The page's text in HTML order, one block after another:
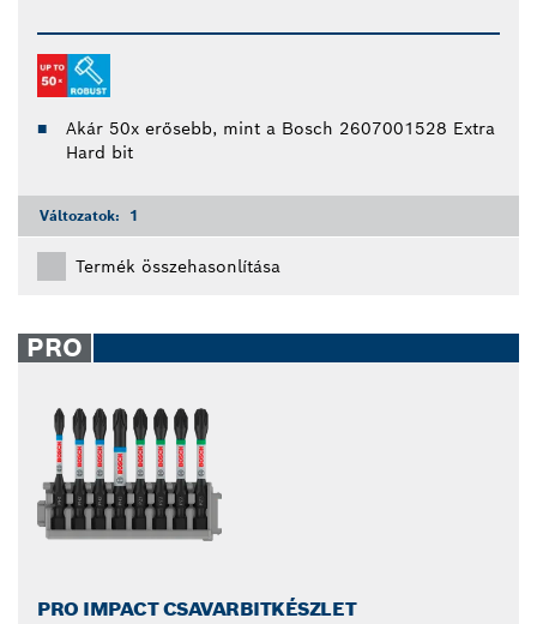
Akár 50x erősebb, mint a Bosch 2607001528 Extra
Hard bit
Változatok: 1
Termék összehasonlítása
PRO
PRO IMPACT CSAVARBITKÉSZLET